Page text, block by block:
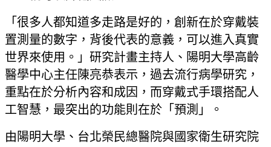
「很多人都知道多走路是好的，創新在於穿戴裝
置測量的數字，背後代表的意義，可以進入真實
世界來使用。」研究計畫主持人、陽明大學高齡
醫學中心主任陳亮恭表示，過去流行病學研究，
重點在於分析內容和成因，而穿戴式手環搭配人
工智慧，最突出的功能則在於「預測」。
由陽明大學、台北榮民總醫院與國家衛生研究院